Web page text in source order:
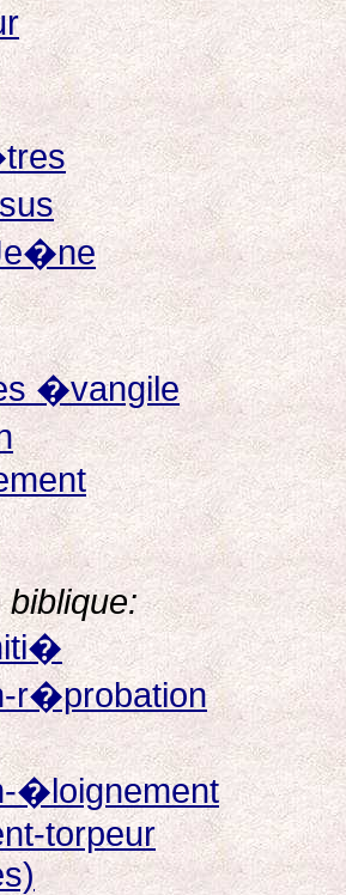
�vangile
r�probation
�loignement
torpeur